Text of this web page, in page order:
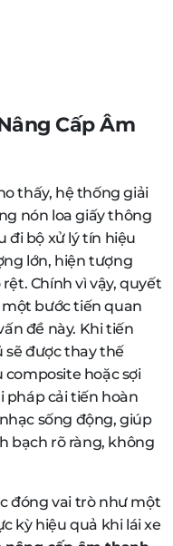
Cấp Âm
thấy, hệ thống giải
nón loa giấy thông
đi bộ xử lý tín hiệu
lớn, hiện tượng
Chính vì vậy, quyết
bước tiến quan
đề này. Khi tiến
sẽ được thay thế
composite hoặc sợi
pháp cải tiến hoàn
sống động, giúp
bạch rõ ràng, không
đóng vai trò như một
kỳ hiệu quả khi lái xe